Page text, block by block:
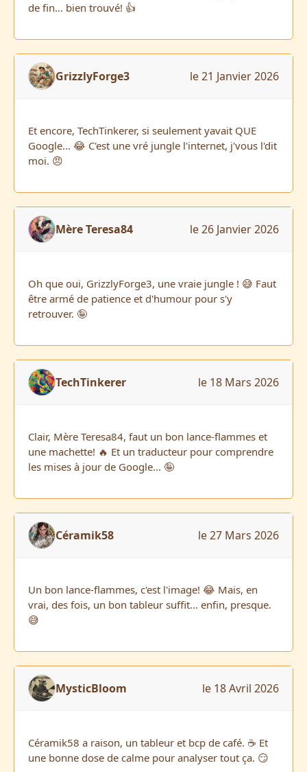
de fin... bien trouvé! 👍
GrizzlyForge3 le 21 Janvier 2026
Et encore, TechTinkerer, si seulement yavait QUE
Google... 😂 C'est une vré jungle l'internet, j'vous l'dit
moi. 😠
Mère Teresa84 le 26 Janvier 2026
Oh que oui, GrizzlyForge3, une vraie jungle ! 😅 Faut
être armé de patience et d'humour pour s'y
retrouver. 🤪
TechTinkerer le 18 Mars 2026
Clair, Mère Teresa84, faut un bon lance-flammes et
une machette! 🔥 Et un traducteur pour comprendre
les mises à jour de Google... 🤪
Céramik58 le 27 Mars 2026
Un bon lance-flammes, c'est l'image! 😂 Mais, en
vrai, des fois, un bon tableur suffit... enfin, presque.
😅
MysticBloom le 18 Avril 2026
Céramik58 a raison, un tableur et bcp de café. ☕ Et
une bonne dose de calme pour analyser tout ça. 😏